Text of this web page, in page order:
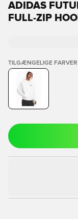
ADIDAS
FULL-ZIP
TILGÆNGELIGE FARVER